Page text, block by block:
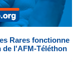
Rares fonctionne
de l'AFM-Téléthon